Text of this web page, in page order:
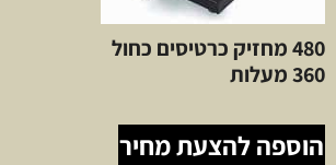
480 מחזיק כרטיסים כחול
360 מעלות
הוספה להצעת מחיר